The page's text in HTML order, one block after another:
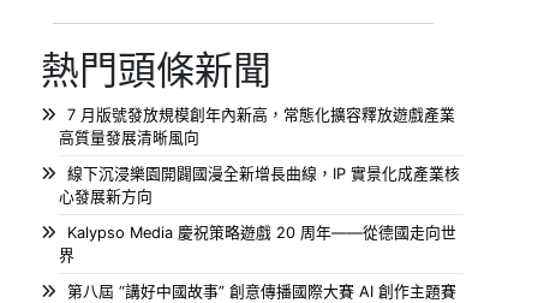
熱門頭條新聞
7 月版號發放規模創年內新高，常態化擴容釋放遊戲產業
高質量發展清晰風向
線下沉浸樂園開闢國漫全新增長曲線，IP 實景化成產業核
心發展新方向
Kalypso Media 慶祝策略遊戲 20 周年——從德國走向世
界
第八屆 “講好中國故事” 創意傳播國際大賽 AI 創作主題賽